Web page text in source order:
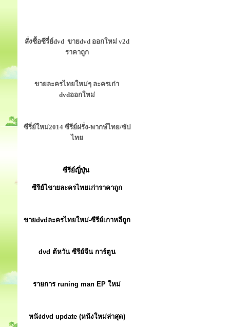
สั่งซื้อซีรี่ย์dvd ขายdvd ออกใหม่ v2d
ราคาถูก
ขายละครไทยใหม่ๆ ละครเก่า
dvdออกใหม่
ซีรี่ย์ใหม่2014 ซีรีย์ฝรั่ง-พากษ์ไทย/ซัป
ไทย
ซีรีย์ญี่ปุ่น
ซีรีย์ไขายละครไทยเก่าราคาถูก
ขายdvdละครไทยใหม่-ซีรีย์เกาหลีถูก
dvd ต้หวัน ซีรีย์จีน การ์ตูน
รายการ runing man EP ใหม่
หนังdvd update (หนังใหม่ล่าสุด)